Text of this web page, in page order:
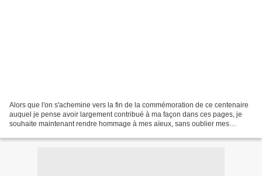
Alors que l'on s'achemine vers la fin de la commémoration de ce centenaire
auquel je pense avoir largement contribué à ma façon dans ces pages, je
souhaite maintenant rendre hommage à mes aïeux, sans oublier mes